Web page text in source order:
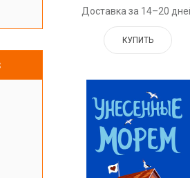
Доставка за 14–20
КУПИТЬ